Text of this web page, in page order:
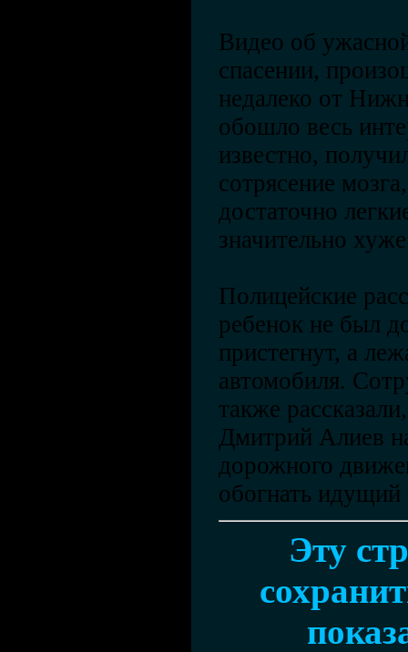
Видео об
спасении,
недалеко от
обошло весь
известно,
сотрясение
достаточно
значительно
Полицейские
ребенок не был
пристегнут, а
автомобиля.
также
Дмитрий Алиев
дорожного
обогнать идущий
Эту